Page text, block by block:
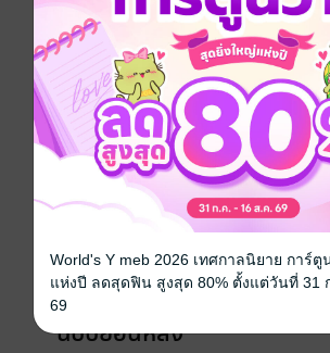
ซื้อเป็นของขวัญ ติดตาม
หนังสือพิมพ์ข่าวสด วันพุธที่ 22 เมษายน พ
ประเภทไฟล์
วันที่วางขาย
ราคาปก
ฉบับย้อนหลัง
World's Y meb 2026 เทศกาลนิยาย การ์
แห่งปี ลดสุดฟิน สูงสุด 80% ตั้งแต่วันที่ 31
69